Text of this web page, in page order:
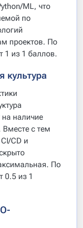
ML, что
по
проектов. По
1 из 1 баллов.
культура
наличие
Вместе с тем
CD и
По
0.5 из 1